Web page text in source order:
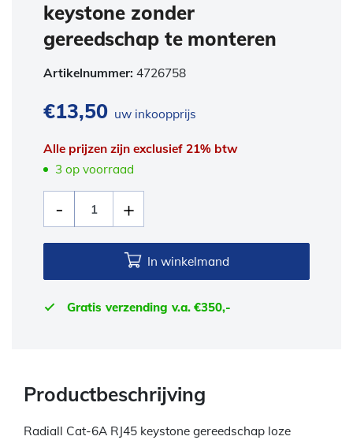
keystone zonder
gereedschap te monteren
Artikelnummer: 4726758
€13,50 uw inkoopprijs
Alle prijzen zijn exclusief 21% btw
3 op voorraad
In winkelmand
Gratis verzending v.a. €350,-
Productbeschrijving
Radiall Cat-6A RJ45 keystone gereedschap loze